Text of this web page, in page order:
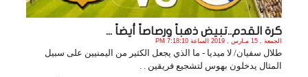
كرة القدم..تبيض ذهباً ورصاصاً أيضاً ...
الجمعة , 15 مـارس , 2019 الساعة 7:18:10 PM
طلال سفيان/ لا ميديا - ما الذي يجعل الكثير من اليمنيين على سبيل
المثال يدخلون بهوس لتشجيع فريقين . .